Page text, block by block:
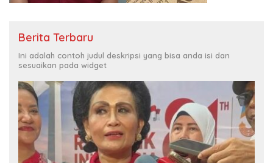
Berita Terbaru
Ini adalah contoh judul deskripsi yang bisa anda isi dan
sesuaikan pada widget